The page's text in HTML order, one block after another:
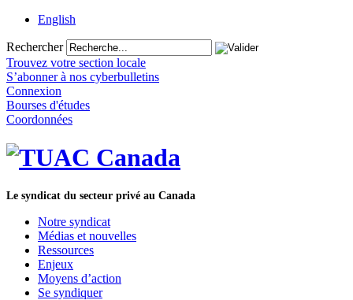
English
Rechercher
Trouvez votre section locale
S’abonner à nos cyberbulletins
Connexion
Bourses d'études
Coordonnées
Le syndicat du secteur privé au Canada
Notre syndicat
Médias et nouvelles
Ressources
Enjeux
Moyens d’action
Se syndiquer